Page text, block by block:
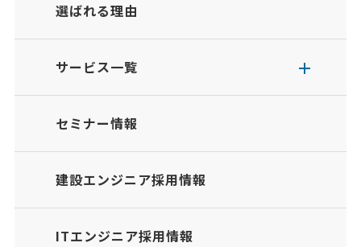
選ばれる理由
サービス一覧
セミナー情報
建設エンジニア採用情報
ITエンジニア採用情報